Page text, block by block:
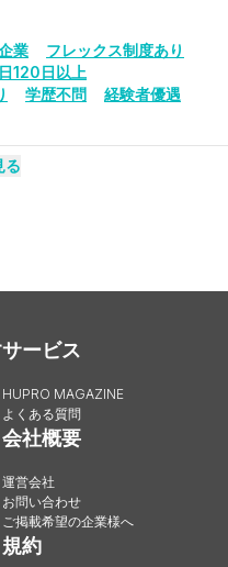
業
フレックス制度あり
120日以上
学歴不問
経験者優遇
る
サービス
HUPRO MAGAZINE
よくある質問
会社概要
運営会社
お問い合わせ
ご掲載希望の企業様へ
規約